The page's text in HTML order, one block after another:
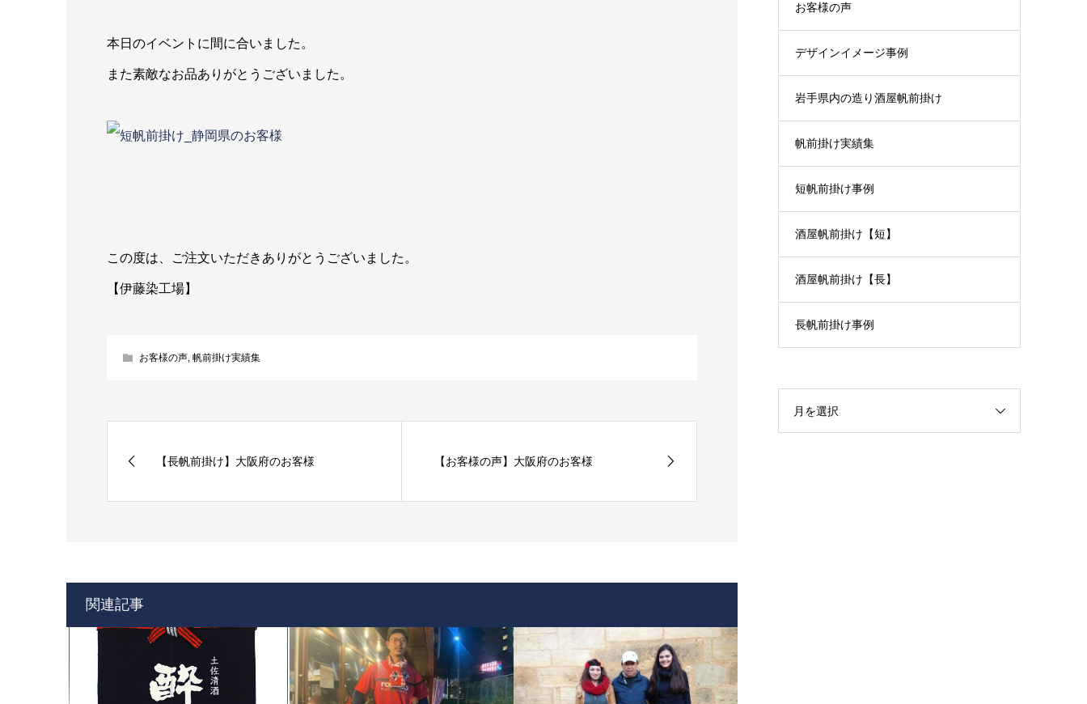
本日のイベントに間に合いました。
また素敵なお品ありがとうございました。
この度は、ご注文いただきありがとうございました。
【伊藤染工場】
お客様の声 帆前掛け実績集
【長帆前掛け】大阪府のお客様 【お客様の声】大阪府のお客様
関連記事
お客様の声
デザインイメージ事例
岩手県内の造り酒屋帆前掛け
帆前掛け実績集
短帆前掛け事例
酒屋帆前掛け【短】
酒屋帆前掛け【長】
長帆前掛け事例
月を選択